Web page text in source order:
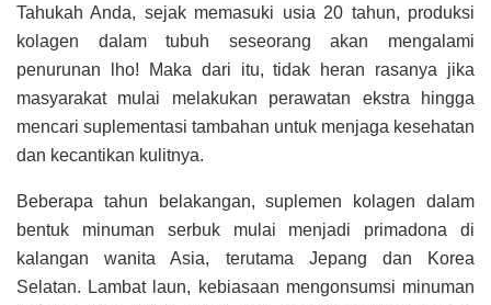
Tahukah Anda, sejak memasuki usia 20 tahun, produksi
kolagen dalam tubuh seseorang akan mengalami
penurunan lho! Maka dari itu, tidak heran rasanya jika
masyarakat mulai melakukan perawatan ekstra hingga
mencari suplementasi tambahan untuk menjaga kesehatan
dan kecantikan kulitnya.
Beberapa tahun belakangan, suplemen kolagen dalam
bentuk minuman serbuk mulai menjadi primadona di
kalangan wanita Asia, terutama Jepang dan Korea
Selatan. Lambat laun, kebiasaan mengonsumsi minuman